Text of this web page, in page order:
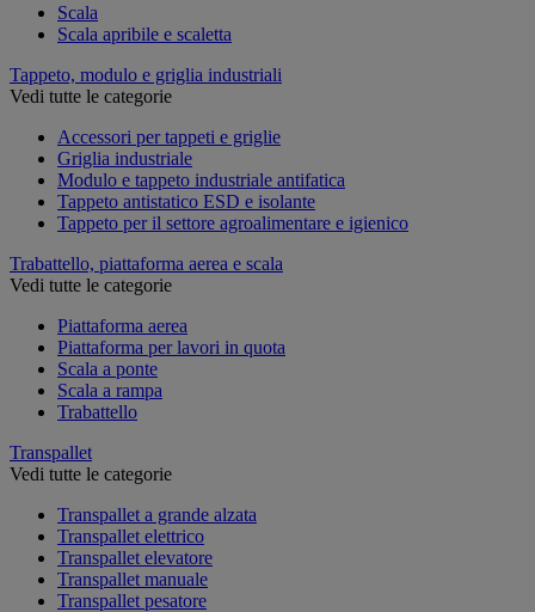
Scala
Scala apribile e scaletta
Tappeto, modulo e griglia industriali
Vedi tutte le categorie
Accessori per tappeti e griglie
Griglia industriale
Modulo e tappeto industriale antifatica
Tappeto antistatico ESD e isolante
Tappeto per il settore agroalimentare e igienico
Trabattello, piattaforma aerea e scala
Vedi tutte le categorie
Piattaforma aerea
Piattaforma per lavori in quota
Scala a ponte
Scala a rampa
Trabattello
Transpallet
Vedi tutte le categorie
Transpallet a grande alzata
Transpallet elettrico
Transpallet elevatore
Transpallet manuale
Transpallet pesatore